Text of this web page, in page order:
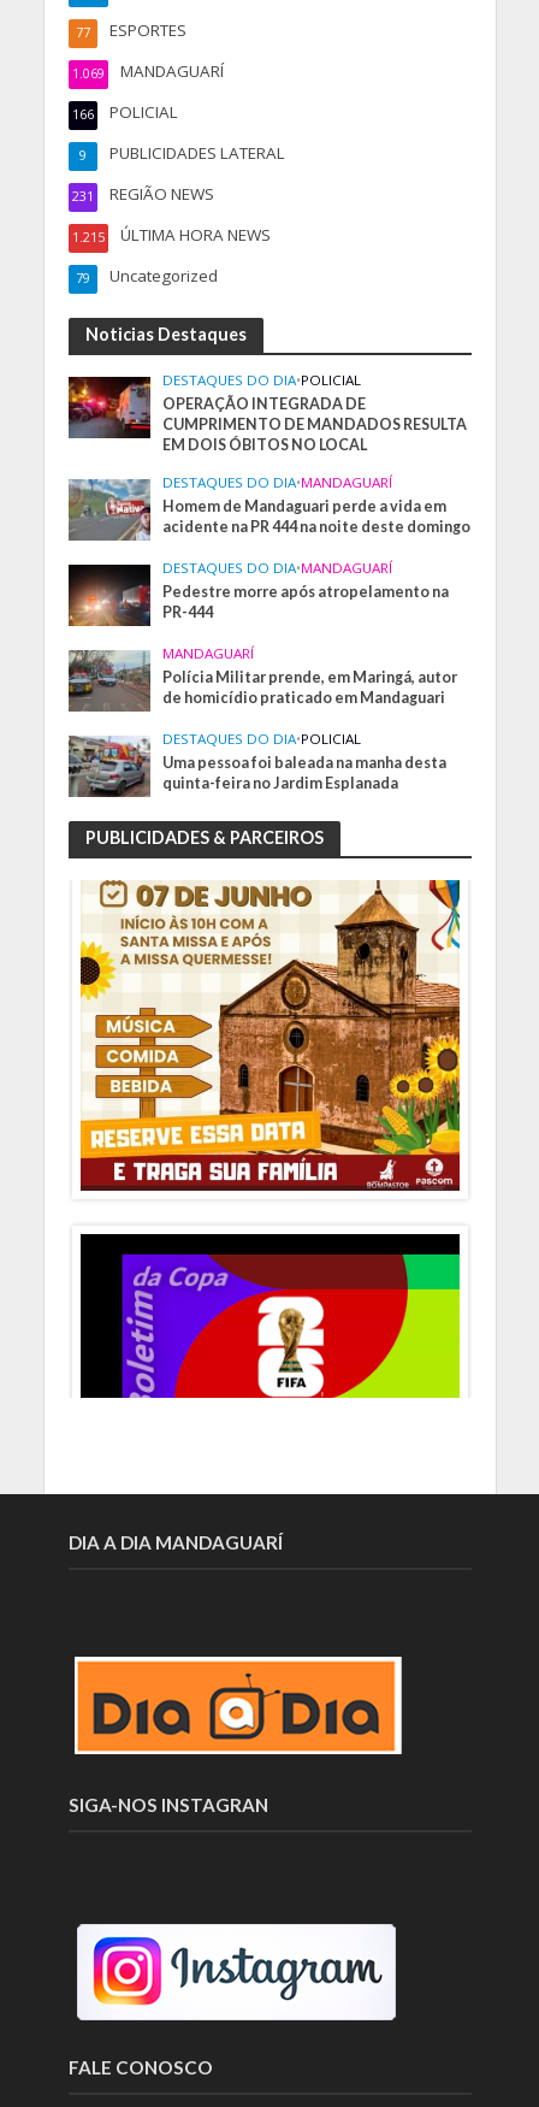
ESPORTES
77
MANDAGUARÍ
1.069
POLICIAL
166
PUBLICIDADES LATERAL
9
REGIÃO NEWS
231
ÚLTIMA HORA NEWS
1.215
Uncategorized
79
Noticias Destaques
DESTAQUES DO DIA•POLICIAL
OPERAÇÃO INTEGRADA DE
CUMPRIMENTO DE MANDADOS RESULTA
EM DOIS ÓBITOS NO LOCAL
DESTAQUES DO DIA•MANDAGUARÍ
Homem de Mandaguari perde a vida em
acidente na PR 444 na noite deste domingo
DESTAQUES DO DIA•MANDAGUARÍ
Pedestre morre após atropelamento na
PR-444
MANDAGUARÍ
Polícia Militar prende, em Maringá, autor
de homicídio praticado em Mandaguari
DESTAQUES DO DIA•POLICIAL
Uma pessoa foi baleada na manha desta
quinta-feira no Jardim Esplanada
PUBLICIDADES & PARCEIROS
DIA A DIA MANDAGUARÍ
SIGA-NOS INSTAGRAN
FALE CONOSCO